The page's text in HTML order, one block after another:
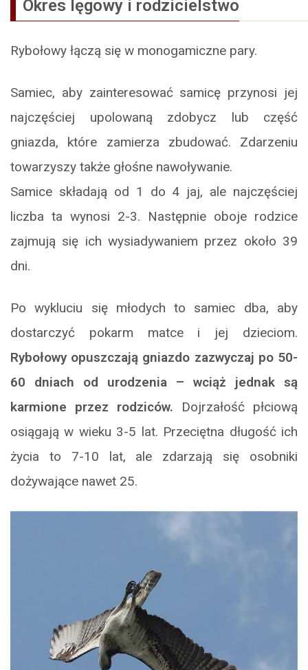
Okres lęgowy i rodzicielstwo
Rybołowy łączą się w monogamiczne pary.
Samiec, aby zainteresować samicę przynosi jej
najczęściej upolowaną zdobycz lub część
gniazda, które zamierza zbudować. Zdarzeniu
towarzyszy także głośne nawoływanie.
Samice składają od 1 do 4 jaj, ale najczęściej
liczba ta wynosi 2-3. Następnie oboje rodzice
zajmują się ich wysiadywaniem przez około 39
dni.
Po wykluciu się młodych to samiec dba, aby
dostarczyć pokarm matce i jej dzieciom.
Rybołowy opuszczają gniazdo zazwyczaj po 50-
60 dniach od urodzenia – wciąż jednak są
karmione przez rodziców. Dojrzałość płciową
osiągają w wieku 3-5 lat. Przeciętna długość ich
życia to 7-10 lat, ale zdarzają się osobniki
dożywające nawet 25.